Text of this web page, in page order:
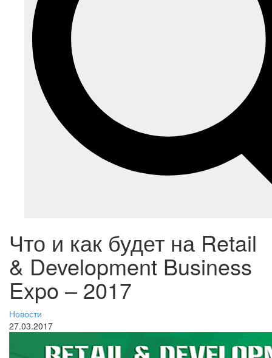
Что и как будет на Retail
& Development Business
Expo – 2017
Новости
27.03.2017